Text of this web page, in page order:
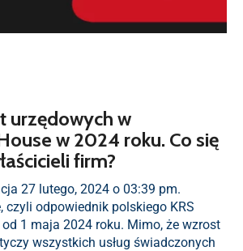
urzędowych w
w 2024 roku. Co się
firm?
27 lutego, 2024 o 03:39 pm.
czyli odpowiednik polskiego KRS
od 1 maja 2024 roku. Mimo, że wzrost
wszystkich usług świadczonych